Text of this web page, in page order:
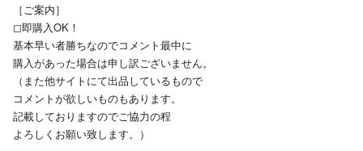
［ご案内］
◻︎即購入OK！
基本早い者勝ちなのでコメント最中に
購入があった場合は申し訳ございません。
（また他サイトにて出品しているもので
コメントが欲しいものもあります。
記載しておりますのでご協力の程
よろしくお願い致します。）